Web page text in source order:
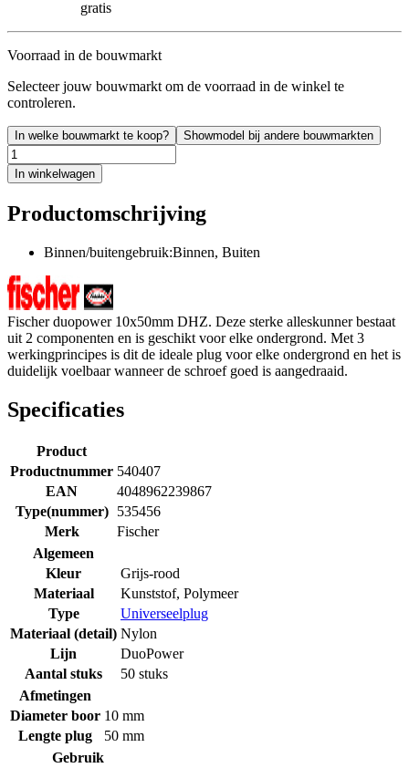
gratis
Voorraad in de bouwmarkt
Selecteer jouw bouwmarkt om de voorraad in de winkel te
controleren.
In welke bouwmarkt te koop? Showmodel bij andere bouwmarkten
In winkelwagen
Productomschrijving
Binnen/buitengebruik:Binnen, Buiten
Fischer duopower 10x50mm DHZ. Deze sterke alleskunner bestaat
uit 2 componenten en is geschikt voor elke ondergrond. Met 3
werkingprincipes is dit de ideale plug voor elke ondergrond en het is
duidelijk voelbaar wanneer de schroef goed is aangedraaid.
Specificaties
Product
Productnummer 540407
EAN
4048962239867
Type(nummer)
535456
Merk
Fischer
Algemeen
Kleur
Grijs-rood
Materiaal
Kunststof, Polymeer
Type
Universeelplug
Materiaal (detail) Nylon
Lijn
DuoPower
Aantal stuks
50 stuks
Afmetingen
Diameter boor 10 mm
Lengte plug
50 mm
Gebruik